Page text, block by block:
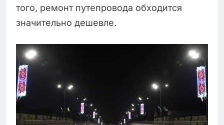
того, ремонт путепровода обходится
значительно дешевле.